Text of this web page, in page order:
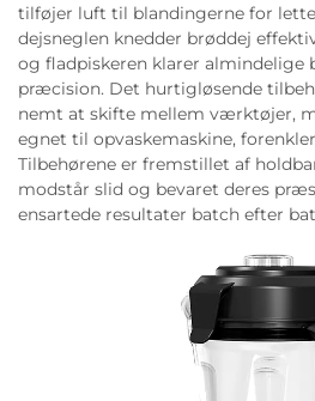
tilføjer luft til blandingerne for
dejsneglen knedder brøddej
og fladpiskeren klarer almindelige
præcision. Det hurtigløsende
nemt at skifte mellem værktøjer,
egnet til opvaskemaskine,
Tilbehørene er fremstillet af
modstår slid og bevaret deres
ensartede resultater batch efter